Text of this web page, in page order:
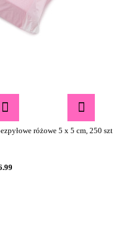
różowe 5 x 5 cm, 250 szt